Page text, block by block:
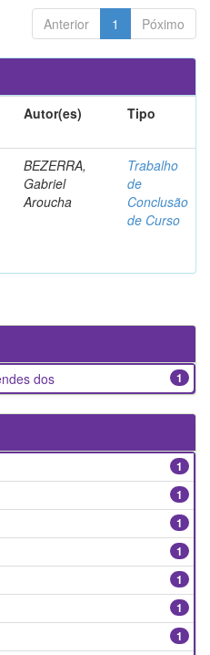
Anterior 1 Póximo
Autor(es) Tipo
BEZERRA,
Gabriel
Aroucha
Trabalho
de
Conclusão
de Curso
1
dos
1
1
1
1
1
1
1